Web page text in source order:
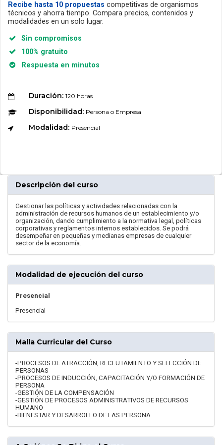
Recibe hasta 10 propuestas competitivas de organismos
técnicos y ahorra tiempo. Compara precios, contenidos y
modalidades en un solo lugar.
Sin compromisos
100% gratuito
Respuesta en minutos
Duración: 120 horas
Disponibilidad: Persona o Empresa
Modalidad: Presencial
Descripción del curso
Gestionar las políticas y actividades relacionadas con la
administración de recursos humanos de un establecimiento y/o
organización, dando cumplimiento a la normativa legal, políticas
corporativas y reglamentos internos establecidos. Se podrá
desempeñar en pequeñas y medianas empresas de cualquier
sector de la economía.
Modalidad de ejecución del curso
Presencial
Presencial
Malla Curricular del Curso
-PROCESOS DE ATRACCIÓN, RECLUTAMIENTO Y SELECCIÓN DE
PERSONAS
-PROCESOS DE INDUCCIÓN, CAPACITACIÓN Y/O FORMACIÓN DE
PERSONA
-GESTIÓN DE LA COMPENSACIÓN
-GESTIÓN DE PROCESOS ADMINISTRATIVOS DE RECURSOS
HUMANO
-BIENESTAR Y DESARROLLO DE LAS PERSONA